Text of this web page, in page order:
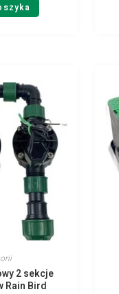
2 sekcje
Rain Bird